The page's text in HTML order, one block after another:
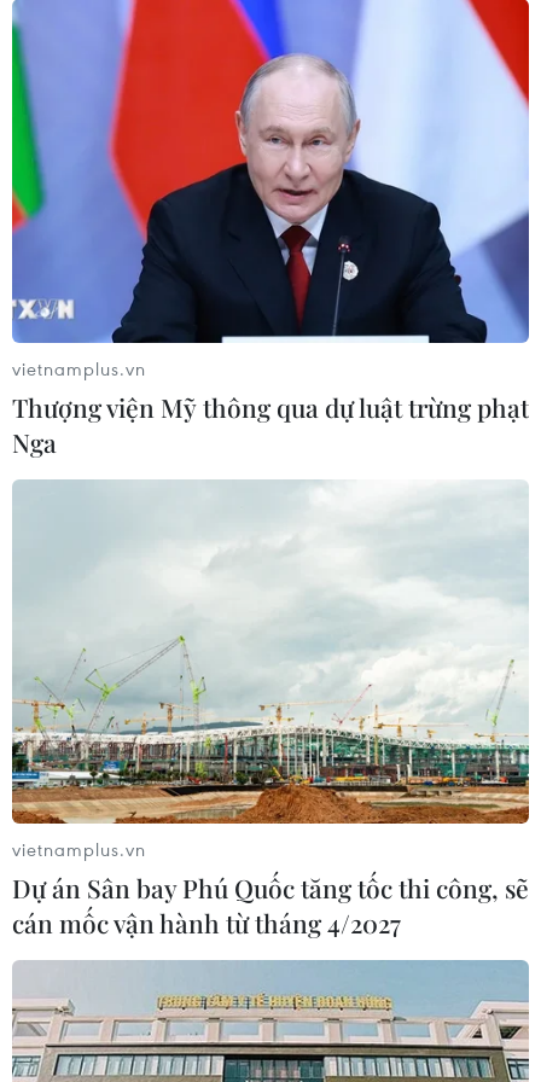
vietnamplus.vn
Thượng viện Mỹ thông qua dự luật trừng phạt
Nga
vietnamplus.vn
Dự án Sân bay Phú Quốc tăng tốc thi công, sẽ
cán mốc vận hành từ tháng 4/2027